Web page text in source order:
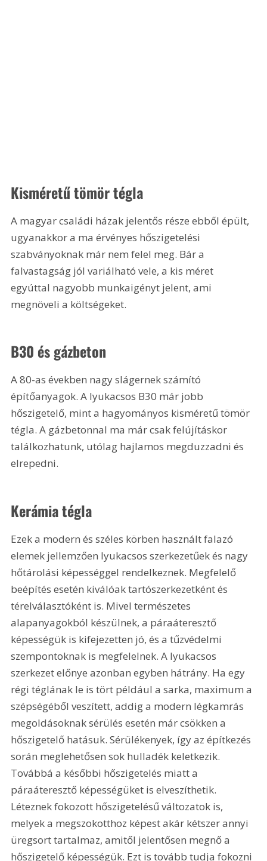
Kisméretű tömör tégla
A magyar családi házak jelentős része ebből épült,
ugyanakkor a ma érvényes hőszigetelési
szabványoknak már nem felel meg. Bár a
falvastagság jól variálható vele, a kis méret
egyúttal nagyobb munkaigényt jelent, ami
megnöveli a költségeket.
B30 és gázbeton
A 80-as években nagy slágernek számító
építőanyagok. A lyukacsos B30 már jobb
hőszigetelő, mint a hagyományos kisméretű tömör
tégla. A gázbetonnal ma már csak felújításkor
találkozhatunk, utólag hajlamos megduzzadni és
elrepedni.
Kerámia tégla
Ezek a modern és széles körben használt falazó
elemek jellemzően lyukacsos szerkezetűek és nagy
hőtárolási képességgel rendelkeznek. Megfelelő
beépítés esetén kiválóak tartószerkezetként és
térelválasztóként is. Mivel természetes
alapanyagokból készülnek, a páraáteresztő
képességük is kifejezetten jó, és a tűzvédelmi
szempontoknak is megfelelnek. A lyukacsos
szerkezet előnye azonban egyben hátrány. Ha egy
régi téglának le is tört például a sarka, maximum a
szépségéből veszített, addig a modern légkamrás
megoldásoknak sérülés esetén már csökken a
hőszigetelő hatásuk. Sérülékenyek, így az építkezés
során meglehetősen sok hulladék keletkezik.
Továbbá a későbbi hőszigetelés miatt a
páraáteresztő képességüket is elveszíthetik.
Léteznek fokozott hőszigetelésű változatok is,
melyek a megszokotthoz képest akár kétszer annyi
üregsort tartalmaz, amitől jelentősen megnő a
hőszigetelő képességük. Ezt is tovább tudja fokozni